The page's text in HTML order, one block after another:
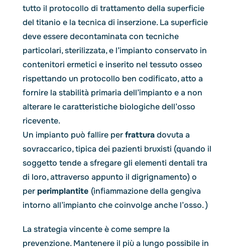
tutto il protocollo di trattamento della superficie
del titanio e la tecnica di inserzione. La superficie
deve essere decontaminata con tecniche
particolari, sterilizzata, e l’impianto conservato in
contenitori ermetici e inserito nel tessuto osseo
rispettando un protocollo ben codificato, atto a
fornire la stabilità primaria dell’impianto e a non
alterare le caratteristiche biologiche dell’osso
ricevente.
Un impianto può fallire perfratturadovuta a
sovraccarico, tipica dei pazienti bruxisti (quando il
soggetto tende a sfregare gli elementi dentali tra
di loro, attraverso appunto il digrignamento) o
perperimplantite (infiammazione della gengiva
intorno all’impianto che coinvolge anche l’osso. )
La strategia vincente è come sempre la
prevenzione. Mantenere il più a lungo possibile in